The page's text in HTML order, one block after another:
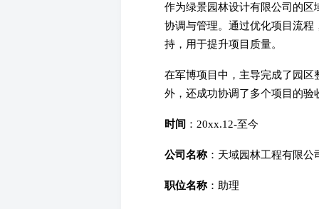
作为绿景园林设计有限公司的
协调与管理。通过优化项目流
持，用于提升项目质量。
在军博项目中，主导完成了园
外，还成功协调了多个项目的
时间 ：20xx.12-至今
公司名称：天域园林工程有限公
职位名称：助理